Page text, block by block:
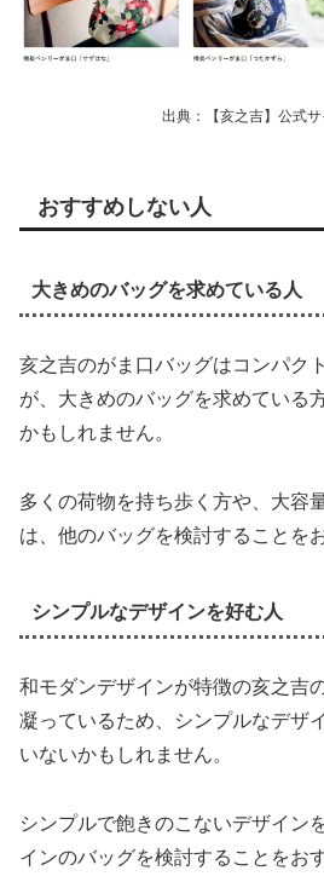
出典：【亥之吉】公式サ
おすすめしない人
大きめのバッグを求めている人
亥之吉のがま口バッグはコンパク
が、大きめのバッグを求めている
かもしれません。
多くの荷物を持ち歩く方や、大容
は、他のバッグを検討することを
シンプルなデザインを好む人
和モダンデザインが特徴の亥之吉
凝っているため、シンプルなデザ
いないかもしれません。
シンプルで飽きのこないデザイン
インのバッグを検討することをお